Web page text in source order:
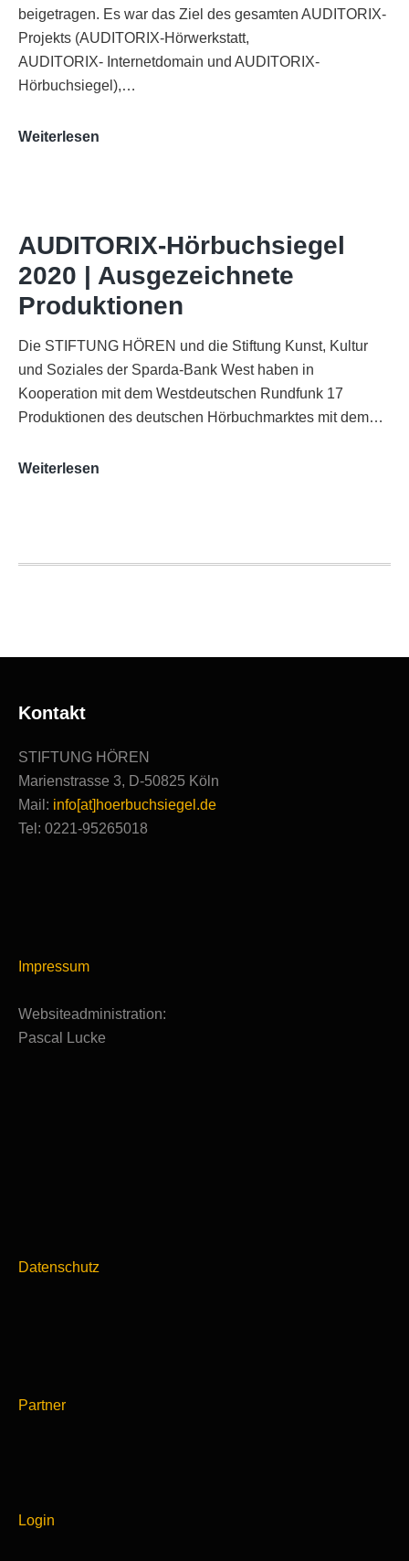
beigetragen. Es war das Ziel des gesamten AUDITORIX-
Projekts (AUDITORIX-Hörwerkstatt,
AUDITORIX- Internetdomain und AUDITORIX-
Hörbuchsiegel),…
Weiterlesen
Funkhaus
Köln
AUDITORIX-Hörbuchsiegel
2020 | Ausgezeichnete
Produktionen
Die STIFTUNG HÖREN und die Stiftung Kunst, Kultur
und Soziales der Sparda-Bank West haben in
Kooperation mit dem Westdeutschen Rundfunk 17
Produktionen des deutschen Hörbuchmarktes mit dem…
Weiterlesen
Ausgezeichnete
Kontakt
STIFTUNG HÖREN
Marienstrasse 3, D-50825 Köln
Mail: info[at]hoerbuchsiegel.de
Tel: 0221-95265018
Impressum
Websiteadministration:
Pascal Lucke
Datenschutz
Partner
Login